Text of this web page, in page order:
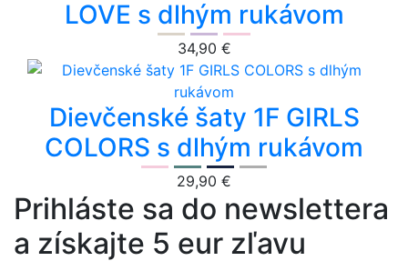
LOVE s dlhým rukávom
34,90 €
Dievčenské šaty 1F GIRLS
COLORS s dlhým rukávom
29,90 €
Prihláste sa do newslettera
a získajte 5 eur zľavu